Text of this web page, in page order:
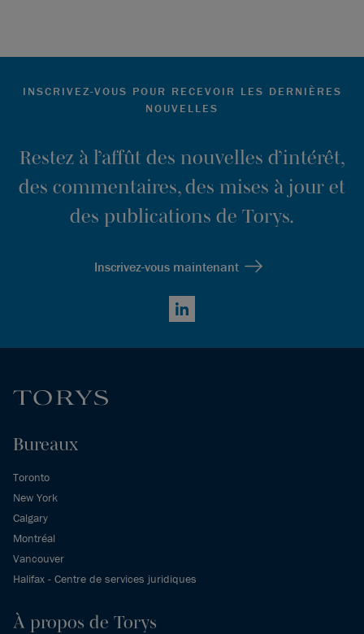
INSCRIVEZ-VOUS POUR RECEVOIR LES DERNIÈRES
NOUVELLES
Restez à l’affût des nouvelles d’intérêt,
des commentaires, des mises à jour et
des publications de Torys.
Inscrivez-vous maintenant
LinkedIn
Bureaux
Toronto
New York
Calgary
Montréal
Vancouver
Halifax - Centre de services juridiques
À propos de Torys